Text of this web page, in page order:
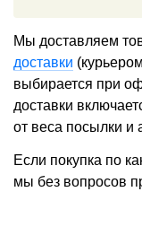
Мы доставляем
доставки
выбирается при
доставки
от веса посылки и
Если покупка по
мы без вопросов